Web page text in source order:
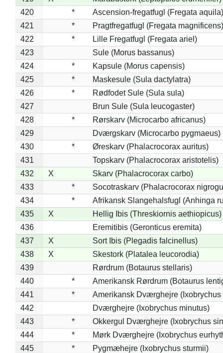
420
*
Ascension-fregatfugl (Fregata aquila)
421
*
Pragtfregatfugl (Fregata magnificens)
422
*
Lille Fregatfugl (Fregata ariel)
423
Sule (Morus bassanus)
424
*
Kapsule (Morus capensis)
425
*
Maskesule (Sula dactylatra)
426
*
Rødfodet Sule (Sula sula)
427
Brun Sule (Sula leucogaster)
428
*
Rørskarv (Microcarbo africanus)
429
Dværgskarv (Microcarbo pygmaeus)
430
*
Øreskarv (Phalacrocorax auritus)
431
Topskarv (Phalacrocorax aristotelis)
432
X
Skarv (Phalacrocorax carbo)
433
*
Socotraskarv (Phalacrocorax
434
*
Afrikansk Slangehalsfugl (Anhinga
435
X
Hellig Ibis (Threskiornis aethiopicus)
436
Eremitibis (Geronticus eremita)
437
X
Sort Ibis (Plegadis falcinellus)
438
X
Skestork (Platalea leucorodia)
439
Rørdrum (Botaurus stellaris)
440
*
Amerikansk Rørdrum (Botaurus
441
*
Amerikansk Dværghejre (Ixobrychus
442
Dværghejre (Ixobrychus minutus)
443
*
Okkergul Dværghejre (Ixobrychus
444
*
Mørk Dværghejre (Ixobrychus
445
*
Pygmæhejre (Ixobrychus sturmii)